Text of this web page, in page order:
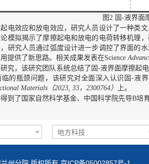
图 2 固-液界面
效应和放电效应，研究人员设计了一种类文
模拟揭示了摩擦起电和放电的电荷转移机理
研究人员通过弧度设计进一步调控了界面的
提供了新思路。相关成果发表在Science
，该研究团队系统总结了固-液界面摩擦起电
的瓶颈问题，该研究对全面深入认识固-液
Materials（2023, 33，2300764）
上。
了国家自然科学基金、中国科学院先导B培